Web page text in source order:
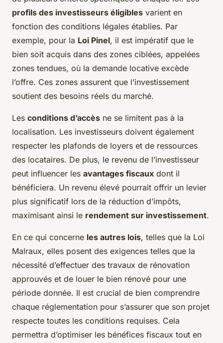
profils des investisseurs éligibles varient en
fonction des conditions légales établies. Par
exemple, pour la Loi Pinel, il est impératif que le
bien soit acquis dans des zones ciblées, appelées
zones tendues, où la demande locative excède
l’offre. Ces zones assurent que l’investissement
soutient des besoins réels du marché.
Les conditions d’accès ne se limitent pas à la
localisation. Les investisseurs doivent également
respecter les plafonds de loyers et de ressources
des locataires. De plus, le revenu de l’investisseur
peut influencer les avantages fiscaux dont il
bénéficiera. Un revenu élevé pourrait offrir un levier
plus significatif lors de la réduction d’impôts,
maximisant ainsi le rendement sur investissement.
En ce qui concerne les autres lois, telles que la Loi
Malraux, elles posent des exigences telles que la
nécessité d’effectuer des travaux de rénovation
approuvés et de louer le bien rénové pour une
période donnée. Il est crucial de bien comprendre
chaque réglementation pour s’assurer que son projet
respecte toutes les conditions requises. Cela
permettra d’optimiser les bénéfices fiscaux tout en